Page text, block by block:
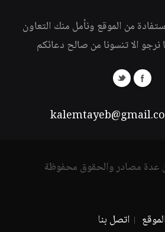
من الموقع ونأمل منك التعاون
نرجو الا تنسونا من صالح دعائكم
عدة مصادر والحقوق محفوظة
اتصل بنا